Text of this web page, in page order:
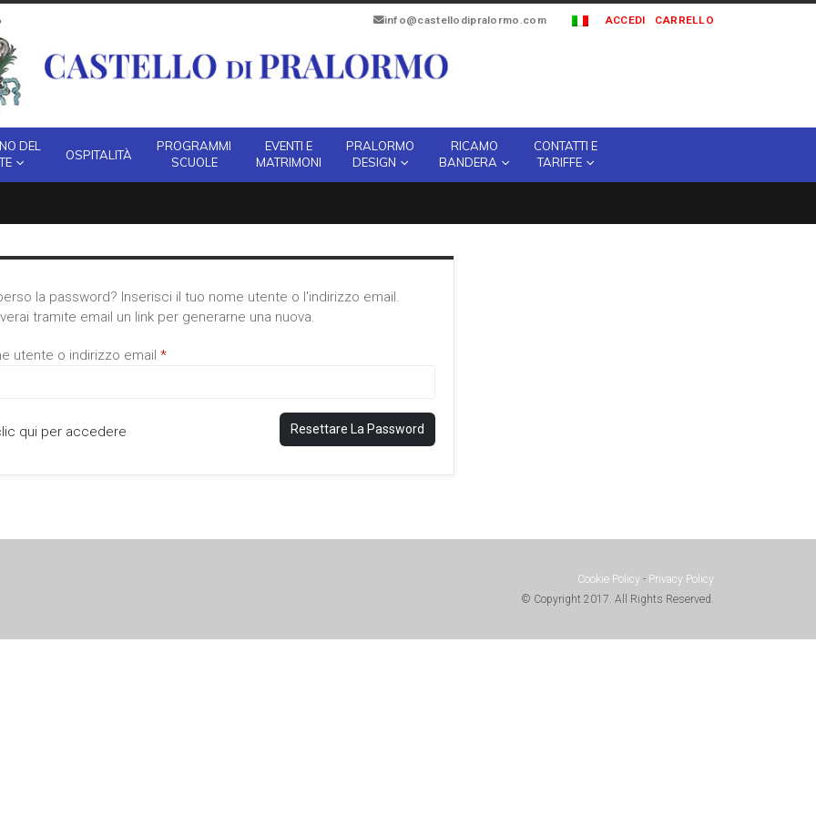
info@castellodipralormo.com ACCEDI CARRELLO
DEL
OSPITALITÀ
PROGRAMMI
SCUOLE
EVENTI E
MATRIMONI
PRALORMO
DESIGN
RICAMO
BANDERA
CONTATTI E
TARIFFE
la password? Inserisci il tuo nome utente o l'indirizzo email.
tramite email un link per generarne una nuova.
utente o indirizzo email *Richiesto
qui per accedere Resettare La Password
Cookie Policy - Privacy Policy
© Copyright 2017. All Rights Reserved.